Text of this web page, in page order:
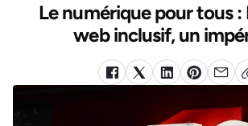
Le numérique pour tous :
web inclusif, un